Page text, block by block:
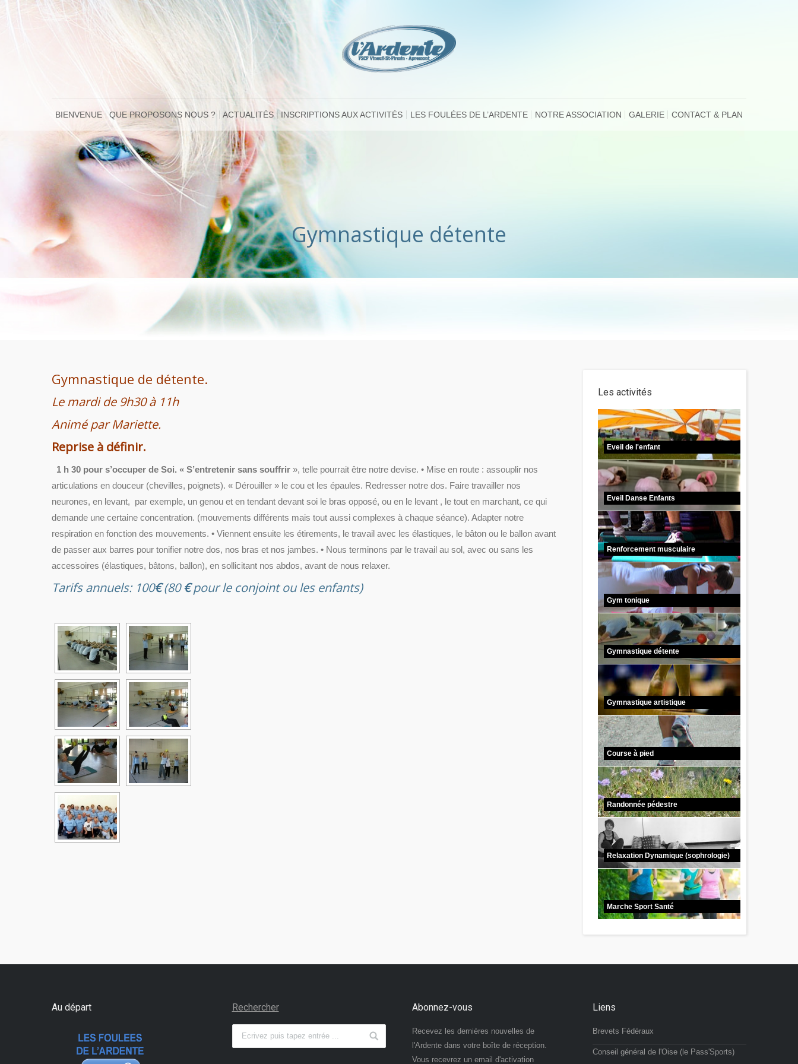
BIENVENUE QUE PROPOSONS NOUS ? ACTUALITÉS INSCRIPTIONS AUX ACTIVITÉS LES FOULÉES DE L’ARDENTE NOTRE ASSOCIATION GALERIE CONTACT & PLAN
Gymnastique détente
Gymnastique de détente.
Le mardi de 9h30 à 11h
Animé par Mariette.
Reprise à définir.
1 h 30 pour s’occuper de Soi. « S’entretenir sans souffrir », telle pourrait être notre devise. • Mise en route : assouplir nos
articulations en douceur (chevilles, poignets). « Dérouiller » le cou et les épaules. Redresser notre dos. Faire travailler nos
neurones, en levant, par exemple, un genou et en tendant devant soi le bras opposé, ou en le levant , le tout en marchant, ce qui
demande une certaine concentration. (mouvements différents mais tout aussi complexes à chaque séance). Adapter notre
respiration en fonction des mouvements. • Viennent ensuite les étirements, le travail avec les élastiques, le bâton ou le ballon avant
de passer aux barres pour tonifier notre dos, nos bras et nos jambes. • Nous terminons par le travail au sol, avec ou sans les
accessoires (élastiques, bâtons, ballon), en sollicitant nos abdos, avant de nous relaxer.
Tarifs annuels: 100€(80€pour le conjoint ou les enfants)
Les activités
Eveil de l'enfant
Eveil Danse Enfants
Renforcement musculaire
Gym tonique
Gymnastique détente
Gymnastique artistique
Course à pied
Randonnée pédestre
Relaxation Dynamique (sophrologie)
Marche Sport Santé
Au départ Rechercher Abonnez-vous
Recevez les dernières nouvelles de
l'Ardente dans votre boîte de réception.
Vous recevrez un email d'activation
Liens
Brevets Fédéraux
Conseil général de l'Oise (le Pass'Sports)